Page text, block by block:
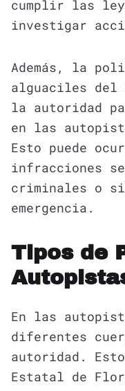
cumplir las
investigar
Además, la
alguaciles del
la autoridad
en las
Esto puede
infracciones
criminales o
emergencia.
Tipos de
En las
diferentes
autoridad.
Estatal de